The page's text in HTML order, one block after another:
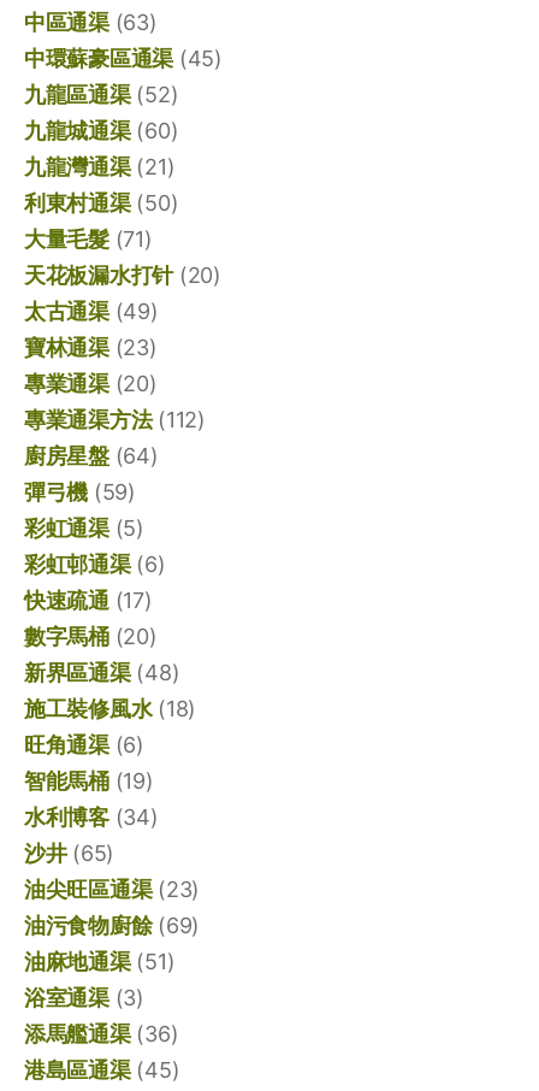
中區通渠(63)
中環蘇豪區通渠 (45)
九龍區通渠(52)
九龍城通渠(60)
九龍灣通渠(21)
利東村通渠(50)
大量毛髮(71)
天花板漏水打针(20)
太古通渠(49)
寶林通渠(23)
專業通渠(20)
專業通渠方法(112)
廚房星盤(64)
彈弓機 (59)
彩虹通渠(5)
彩虹邨通渠(6)
快速疏通 (17)
數字馬桶(20)
新界區通渠(48)
施工裝修風水(18)
旺角通渠(6)
智能馬桶(19)
水利博客(34)
沙井(65)
油尖旺區通渠(23)
油污食物廚餘(69)
油麻地通渠(51)
浴室通渠(3)
添馬艦通渠(36)
港島區通渠(45)